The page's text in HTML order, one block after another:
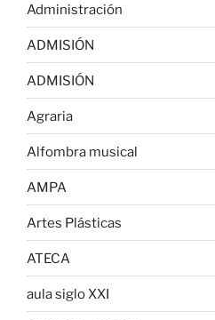
Administración
ADMISIÓN
ADMISIÓN
Agraria
Alfombra musical
AMPA
Artes Plásticas
ATECA
aula siglo XXI